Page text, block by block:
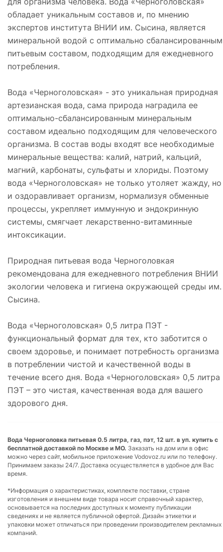
обладает уникальным составов и, по мнению
экспертов института ВНИИ им. Сысина, является
минеральной водой с оптимально сбалансированным
питьевым составом, подходящим для ежедневного
потребления.
Вода «Черноголовская» - это уникальная природная
артезианская вода, сама природа наградила ее
оптимально-сбалансированным минеральным
составом идеально подходящим для человеческого
организма. В состав воды входят все необходимые
минеральные вещества: калий, натрий, кальций,
магний, карбонаты, сульфаты и хлориды. Поэтому
вода «Черноголовская» не только утоляет жажду, но
и оздоравливает организм, нормализуя обменные
процессы, укрепляет иммунную и эндокринную
системы, смягчает лекарственно-витаминные
интоксикации.
Природная питьевая вода Черноголовкая
рекомендована для ежедневного потребления ВНИИ
экологии человека и гигиена окружающей среды им.
Сысина.
Вода «Черноголовская» 0,5 литра ПЭТ -
функциональный формат для тех, кто заботится о
своем здоровье, и понимает потребность организма
в потреблении чистой и качественной воды в
течение всего дня. Вода «Черноголовская» 0,5 литра
ПЭТ – это чистая, качественная вода для вашего
здорового дня.
Вода Черноголовка питьевая 0.5 литра, газ, пэт, 12 шт. в уп. купить с
бесплатной доставкой по Москве и МО. Заказать на дом или в офис
можно через сайт, мобильное приложение Vodovoz.ru или по телефону.
Принимаем заказы 24/7. Доставка осуществляется в удобное для Вас
время.
*Информация о характеристиках, комплекте поставки, стране
изготовления и внешнем виде товара носит справочный характер,
основывается на последних доступных к моменту публикации
сведениях и не является публичной офертой. Дизайн этикетки и
упаковки может отличаться при проведении производителем рекламных
компаний.